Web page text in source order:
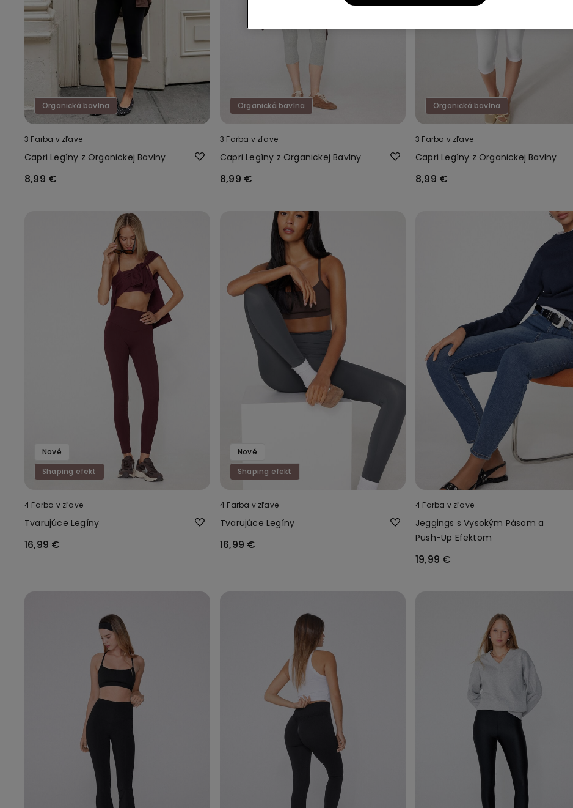
Organická bavlna
3 Farba v zľave
Capri Legíny z Organickej Bavlny
8,99 €
Organická bavlna
3 Farba v zľave
Capri Legíny z Organickej Bavlny
8,99 €
Organická bavlna
3 Farba v zľave
Capri Legíny z Organickej Bavlny
8,99 €
Nové
Shaping efekt
4 Farba v zľave
Tvarujúce Legíny
16,99 €
Nové
Shaping efekt
4 Farba v zľave
Tvarujúce Legíny
16,99 €
4 Farba v zľave
Jeggings s Vysokým Pásom a
Push-Up Efektom
19,99 €